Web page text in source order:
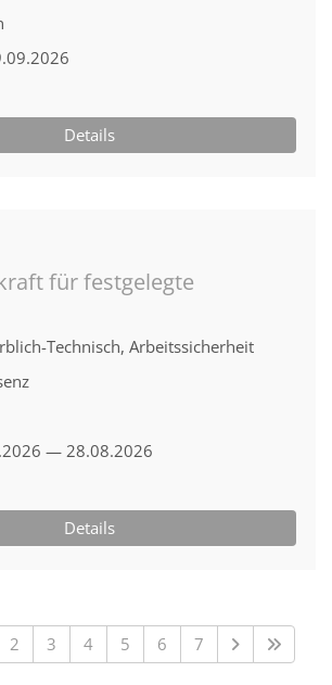
Details
für festgelegte
Technisch, Arbeitssicherheit
— 28.08.2026
Details
2 3 4 5 6 7